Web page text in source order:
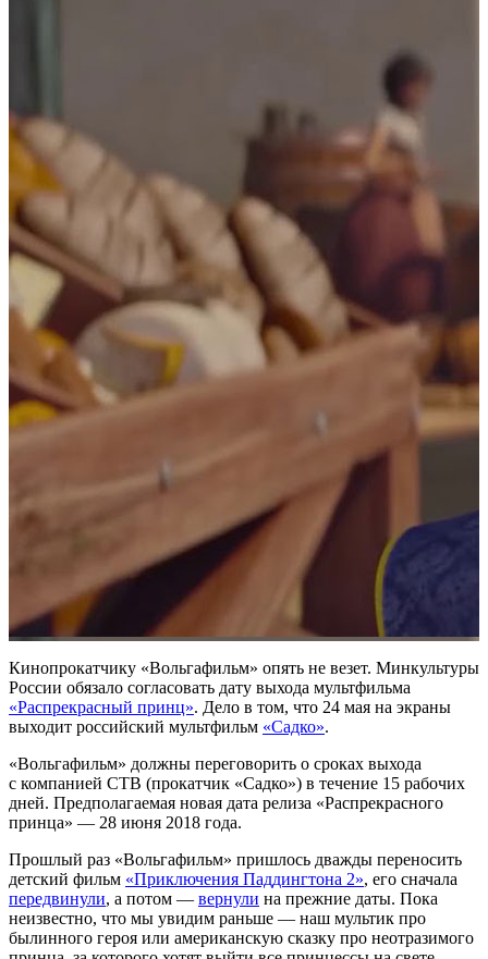
Кинопрокатчику «Вольгафильм» опять не везет. Минкультуры
России обязало согласовать дату выхода мультфильма
«Распрекрасный принц». Дело в том, что 24 мая на экраны
выходит российский мультфильм «Садко».
«Вольгафильм» должны переговорить о сроках выхода
с компанией СТВ (прокатчик «Садко») в течение 15 рабочих
дней. Предполагаемая новая дата релиза «Распрекрасного
принца» — 28 июня 2018 года.
Прошлый раз «Вольгафильм» пришлось дважды переносить
детский фильм «Приключения Паддингтона 2», его сначала
передвинули, а потом — вернули на прежние даты. Пока
неизвестно, что мы увидим раньше — наш мультик про
былинного героя или американскую сказку про неотразимого